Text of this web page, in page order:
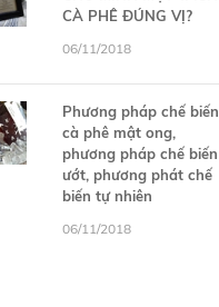
CÀ PHÊ ĐÚNG VỊ?
06/11/2018
Phương pháp chế biến
cà phê mật ong,
phương pháp chế biến
ướt, phương phát chế
biến tự nhiên
06/11/2018